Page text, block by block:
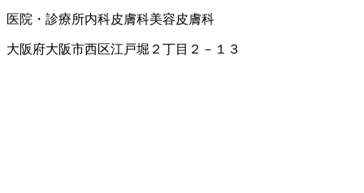
医院・診療所内科皮膚科美容皮膚科
大阪府大阪市西区江戸堀２丁目２－１３